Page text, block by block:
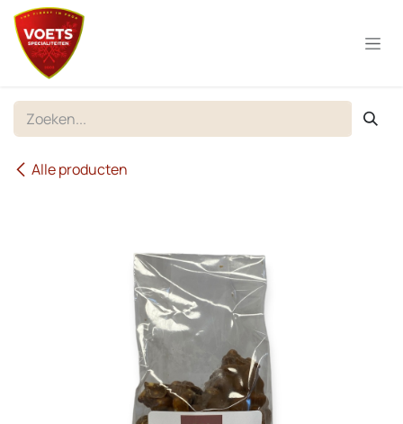
Overslaan naar inhoud
Alle producten